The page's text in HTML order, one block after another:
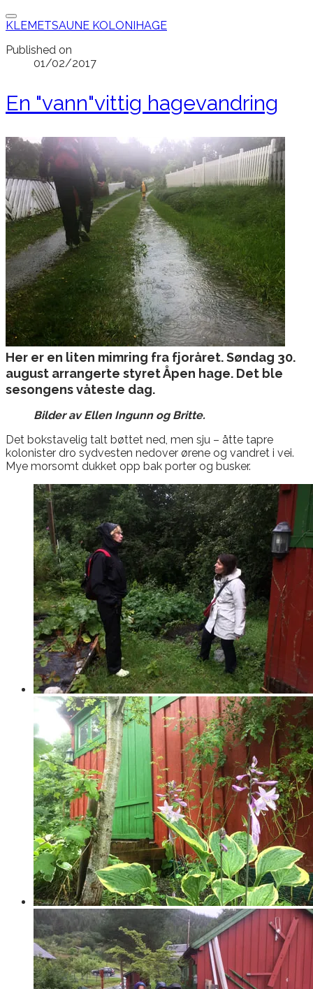
KLEMETSAUNE KOLONIHAGE
Published on
01/02/2017
​En "vann"vittig hagevandring
Her er en liten mimring fra fjoråret. Søndag 30.
august arrangerte styret Åpen hage. Det ble
sesongens våteste dag.
Bilder av Ellen Ingunn og Britte.
Det bokstavelig talt bøttet ned, men sju – åtte tapre
kolonister dro sydvesten nedover ørene og vandret i vei.
Mye morsomt dukket opp bak porter og busker.